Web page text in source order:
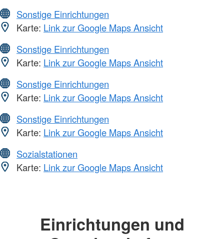
Sonstige Einrichtungen
Karte: Link zur Google Maps Ansicht
Sonstige Einrichtungen
Karte: Link zur Google Maps Ansicht
Sonstige Einrichtungen
Karte: Link zur Google Maps Ansicht
Sonstige Einrichtungen
Karte: Link zur Google Maps Ansicht
Sozialstationen
Karte: Link zur Google Maps Ansicht
Einrichtungen und